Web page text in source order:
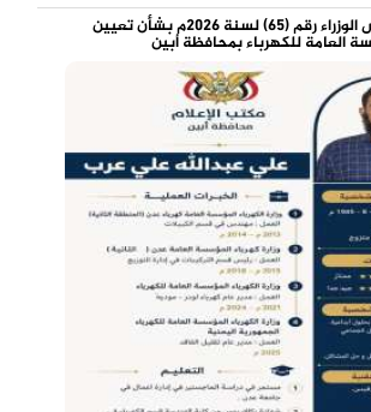
قرار رئيس مجلس الوزراء رقم (65) لسنة 2026م بشأن تعيين
العامة للكهرباء بمحافظة أبين